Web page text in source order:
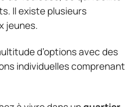
Il existe plusieurs
jeunes.
d’options avec des
individuelles comprenant